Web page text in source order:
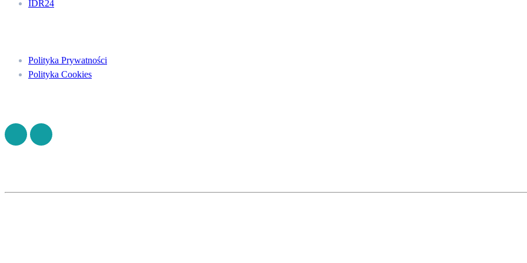
IDR24
Polityka Prywatności
Polityka Cookies